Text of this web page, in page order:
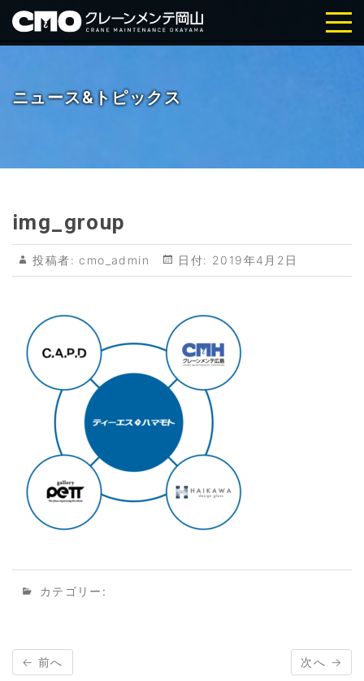
山・倉敷の天井クレーン点検・メ
ニュース&トピックス
img_group
投稿者: cmo_admin 日付: 2019年4月2日
カテゴリー:
← 前へ 次へ →